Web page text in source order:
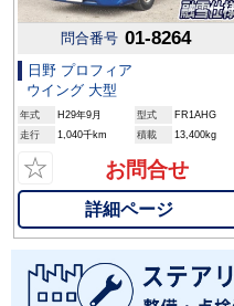
問合番号 01-8264
日野 プロフィア
ウイング 大型
年式 H29年9月 型式
FR1AHG
走行
1,040千km 積載 13,400kg
☆ お問合せ
詳細ページ